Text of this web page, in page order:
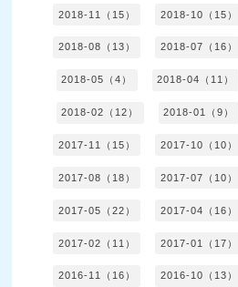
2018-11（15） 2018-10（15）
2018-08（13） 2018-07（16）
2018-05（4） 2018-04（11）
2018-02（12） 2018-01（9）
2017-11（15） 2017-10（10）
2017-08（18） 2017-07（10）
2017-05（22） 2017-04（16）
2017-02（11） 2017-01（17）
2016-11（16） 2016-10（13）